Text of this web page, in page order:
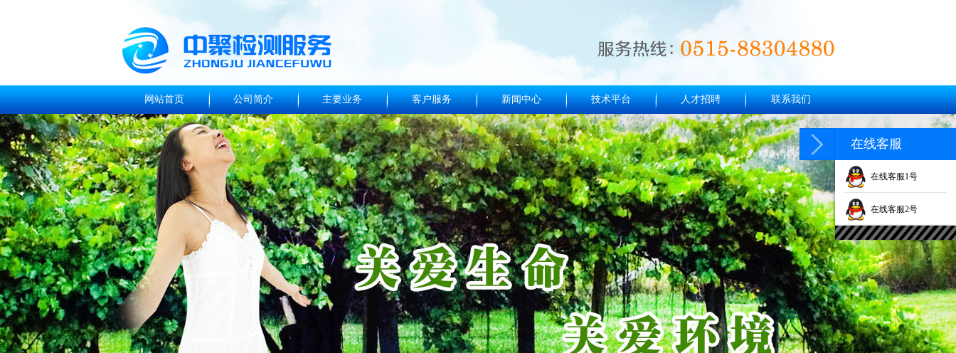
网站首页 公司简介 主要业务 客户服务 新闻中心 技术平台 人才招聘 联系我们
在线客服
在线客服1号
在线客服2号